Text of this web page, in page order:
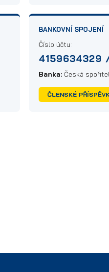
BANKOVNÍ SPOJENÍ
Číslo účtu:
4159634329
Banka:Česká
ČLENSKÉ